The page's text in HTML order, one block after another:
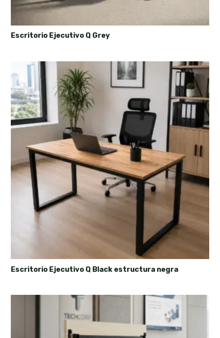
Escritorio Ejecutivo Q Grey
Escritorio Ejecutivo Q Black estructura negra